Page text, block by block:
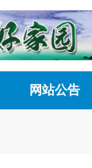
网站公告